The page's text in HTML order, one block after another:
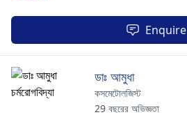
Enquire
ডাঃ আমুধা
কসমেটোলজিস্ট
29 বছরের অভিজ্ঞতা